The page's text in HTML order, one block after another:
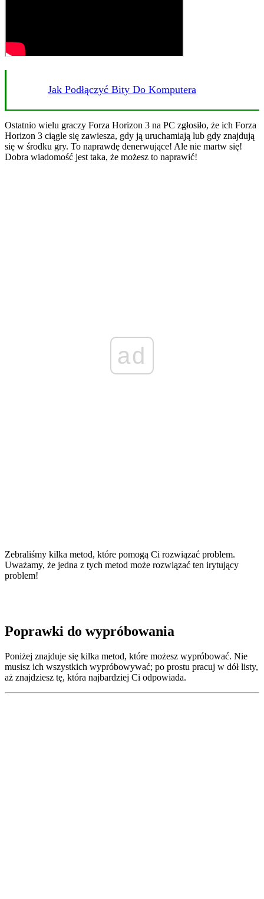
Jak Podłączyć Bity Do Komputera
Ostatnio wielu graczy Forza Horizon 3 na PC zgłosiło, że ich Forza
Horizon 3 ciągle się zawiesza, gdy ją uruchamiają lub gdy znajdują
się w środku gry. To naprawdę denerwujące! Ale nie martw się!
Dobra wiadomość jest taka, że ​​możesz to naprawić!
ad
Zebraliśmy kilka metod, które pomogą Ci rozwiązać problem.
Uważamy, że jedna z tych metod może rozwiązać ten irytujący
problem!
Poprawki do wypróbowania
Poniżej znajduje się kilka metod, które możesz wypróbować. Nie
musisz ich wszystkich wypróbowywać; po prostu pracuj w dół listy,
aż znajdziesz tę, która najbardziej Ci odpowiada.